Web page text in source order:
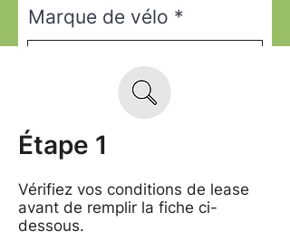
Marque de vélo
Description du vélo
accessoires
Étape 1
Vérifiez vos conditions de lease
avant de remplir la fiche ci-
dessous.